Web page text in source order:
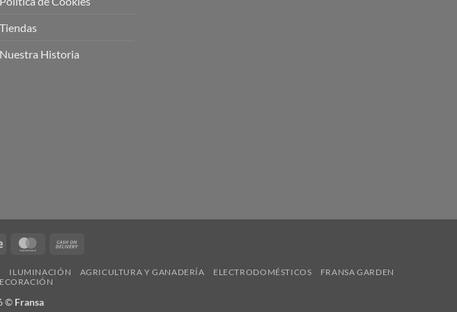
Tiendas
Nuestra Historia
Stripe MasterCard
Delivery
ILUMINACIÓN AGRICULTURA Y GANADERÍA ELECTRODOMÉSTICOS
FRANSA GARDEN
© Fransa